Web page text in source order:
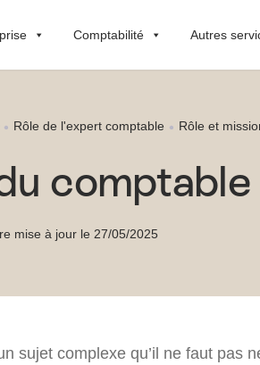
Comptabilité Autres
Rôle de l'expert comptable Rôle et
mise à jour le 27/05/2025
sujet complexe qu’il ne faut pas